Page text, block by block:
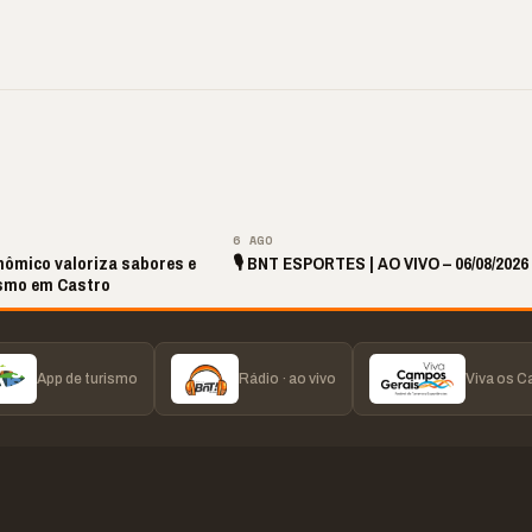
valoriza sabores e
em Castro
6 AGO
🎙️ BNT ESPORTES | AO VIVO – 06/08/2026
App de turismo Rádio · ao vivo Viva os